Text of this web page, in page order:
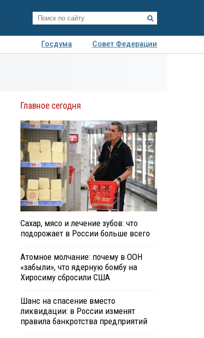
Госдума
Совет Федерации
Главное сегодня
Сахар, мясо и лечение зубов: что
подорожает в России больше всего
Атомное молчание: почему в ООН
«забыли», что ядерную бомбу на
Хиросиму сбросили США
Шанс на спасение вместо
ликвидации: в России изменят
правила банкротства предприятий